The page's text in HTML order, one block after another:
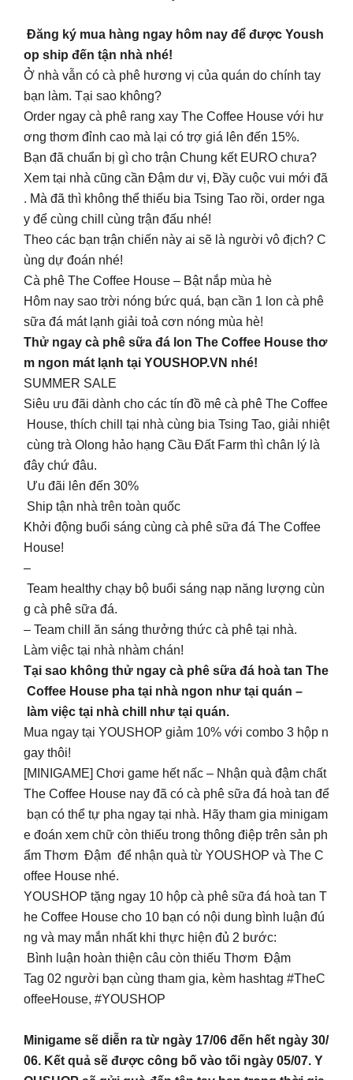
Đăng ký mua hàng ngay hôm nay để được Yoush
op ship đến tận nhà nhé!
Ở nhà vẫn có cà phê hương vị của quán do chính tay
bạn làm. Tại sao không?
Order ngay cà phê rang xay The Coffee House với hư
ơng thơm đỉnh cao mà lại có trợ giá lên đến 15%.
Bạn đã chuẩn bị gì cho trận Chung kết EURO chưa?
Xem tại nhà cũng cần Đậm dư vị, Đầy cuộc vui mới đã
. Mà đã thì không thể thiếu bia Tsing Tao rồi, order nga
y để cùng chill cùng trận đấu nhé!
Theo các bạn trận chiến này ai sẽ là người vô địch? C
ùng dự đoán nhé!
Cà phê The Coffee House – Bật nắp mùa hè
Hôm nay sao trời nóng bức quá, bạn cần 1 lon cà phê
sữa đá mát lạnh giải toả cơn nóng mùa hè!
Thử ngay cà phê sữa đá lon The Coffee House thơ
m ngon mát lạnh tại YOUSHOP.VN nhé!
SUMMER SALE
Siêu ưu đãi dành cho các tín đồ mê cà phê The Coffee
House, thích chill tại nhà cùng bia Tsing Tao, giải nhiệt
cùng trà Olong hảo hạng Cầu Đất Farm thì chân lý là
đây chứ đâu.
Ưu đãi lên đến 30%
Ship tận nhà trên toàn quốc
Khởi động buổi sáng cùng cà phê sữa đá The Coffee
House!
–
Team healthy chạy bộ buổi sáng nạp năng lượng cùn
g cà phê sữa đá.
– Team chill ăn sáng thưởng thức cà phê tại nhà.
Làm việc tại nhà nhàm chán!
Tại sao không thử ngay cà phê sữa đá hoà tan The
Coffee House pha tại nhà ngon như tại quán –
làm việc tại nhà chill như tại quán.
Mua ngay tại YOUSHOP giảm 10% với combo 3 hộp n
gay thôi!
[MINIGAME] Chơi game hết nấc – Nhận quà đậm chất
The Coffee House nay đã có cà phê sữa đá hoà tan để
bạn có thể tự pha ngay tại nhà. Hãy tham gia minigam
e đoán xem chữ còn thiếu trong thông điệp trên sản ph
ẩm Thơm Đậm để nhận quà từ YOUSHOP và The C
offee House nhé.
YOUSHOP tặng ngay 10 hộp cà phê sữa đá hoà tan T
he Coffee House cho 10 bạn có nội dung bình luận đú
ng và may mắn nhất khi thực hiện đủ 2 bước:
Bình luận hoàn thiện câu còn thiếu Thơm Đậm
Tag 02 người bạn cùng tham gia, kèm hashtag #TheC
offeeHouse, #YOUSHOP
Minigame sẽ diễn ra từ ngày 17/06 đến hết ngày 30/
06. Kết quả sẽ được công bố vào tối ngày 05/07. Y